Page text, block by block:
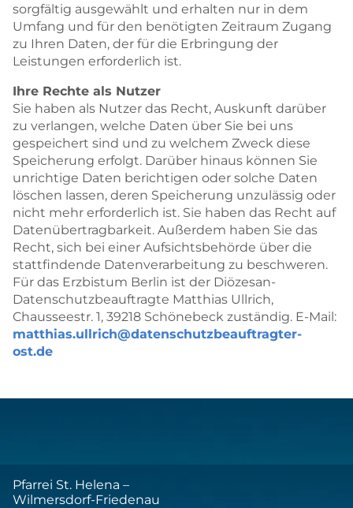
sorgfältig ausgewählt und erhalten nur in dem
Umfang und für den benötigten Zeitraum Zugang
zu Ihren Daten, der für die Erbringung der
Leistungen erforderlich ist.
Ihre Rechte als Nutzer
Sie haben als Nutzer das Recht, Auskunft darüber
zu verlangen, welche Daten über Sie bei uns
gespeichert sind und zu welchem Zweck diese
Speicherung erfolgt. Darüber hinaus können Sie
unrichtige Daten berichtigen oder solche Daten
löschen lassen, deren Speicherung unzulässig oder
nicht mehr erforderlich ist. Sie haben das Recht auf
Datenübertragbarkeit. Außerdem haben Sie das
Recht, sich bei einer Aufsichtsbehörde über die
stattfindende Datenverarbeitung zu beschweren.
Für das Erzbistum Berlin ist der Diözesan-
Datenschutzbeauftragte Matthias Ullrich,
Chausseestr. 1, 39218 Schönebeck zuständig. E-Mail:
matthias.ullrich@datenschutzbeauftragter-
ost.de
Pfarrei St. Helena –
Wilmersdorf-Friedenau